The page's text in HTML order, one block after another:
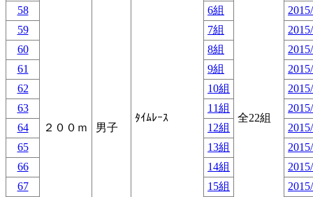
２００ｍ 男子
ﾀｲﾑﾚｰｽ 全22組
58
6組
59
7組
60
8組
61
9組
62
10組
63
11組
64
12組
65
13組
66
14組
67
15組